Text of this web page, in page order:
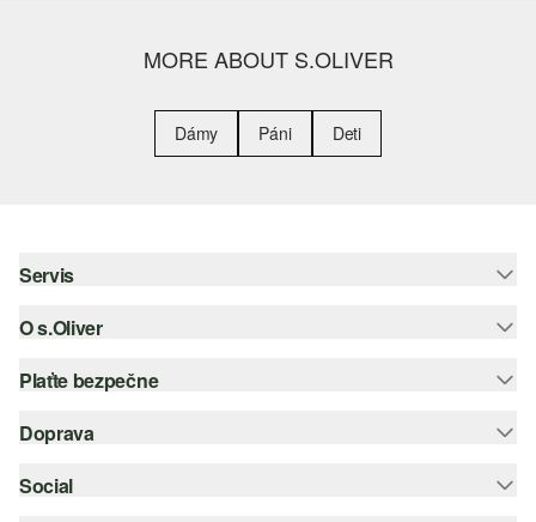
MORE ABOUT S.OLIVER
Dámy Páni Deti
Servis
Pomoc a FAQ
Nápoveda k veľkostiam
O s.Oliver
Leták
Plaťte bezpečne
Kreditná karta
Doprava
Slovenská pošta
Social